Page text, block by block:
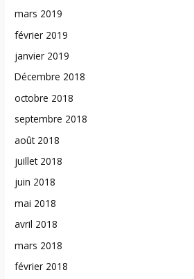
mars 2019
février 2019
janvier 2019
Décembre 2018
octobre 2018
septembre 2018
août 2018
juillet 2018
juin 2018
mai 2018
avril 2018
mars 2018
février 2018